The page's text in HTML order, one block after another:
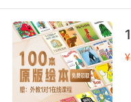
而菲律宾外教的发
音”，这是由于英语
地区的外教可能受
并不意味着菲律
¥